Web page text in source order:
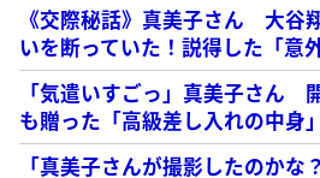
《交際秘話》真美子さん 大谷
いを断っていた！説得した「意
「気遣いすごっ」真美子さん
も贈った「高級差し入れの中身」
「真美子さんが撮影したのか